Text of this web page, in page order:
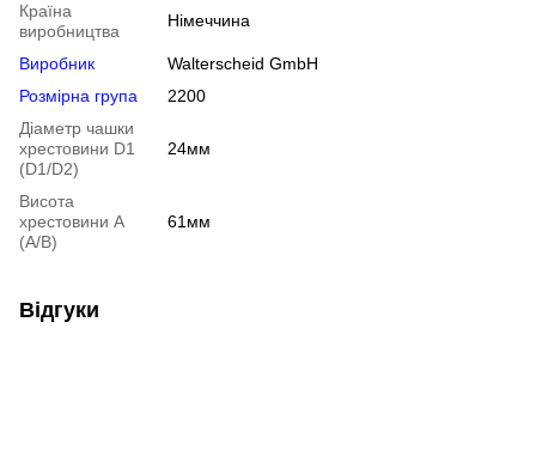
Країна
виробництва
Німеччина
Виробник
Walterscheid GmbH
Розмірна група
2200
Діаметр чашки
хрестовини D1
(D1/D2)
24мм
Висота
хрестовини A
(A/B)
61мм
Відгуки